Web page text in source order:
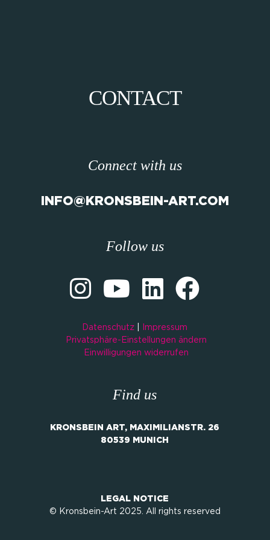
CONTACT
Connect with us
INFO@KRONSBEIN-ART.COM
Follow us
Datenschutz
Impressum
Privatsphäre-Einstellungen ändern
Einwilligungen widerrufen
Find us
KRONSBEIN ART, MAXIMILIANSTR. 26
80539 MUNICH
LEGAL NOTICE
© Kronsbein-Art 2025. All rights reserved